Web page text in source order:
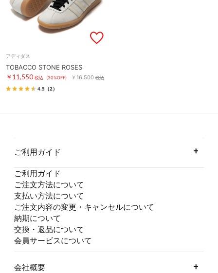
アディダス
TOBACCO STONE ROSES
￥11,550 税込 (30%OFF) ￥16,500 税込
4.5 （2）
ご利用ガイド
ご利用ガイド
ご注文方法について
支払い方法について
ご注文内容の変更・キャンセルについて
納期について
交換・返品について
会員サービスについて
会社概要